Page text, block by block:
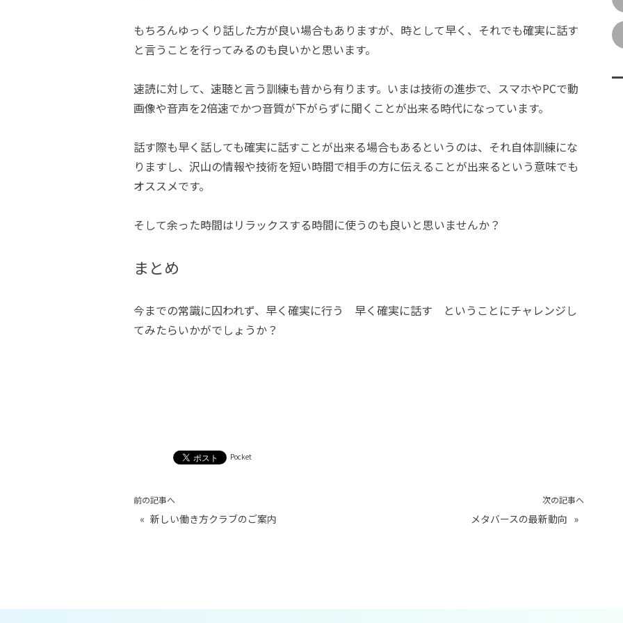
もちろんゆっくり話した方が良い場合もありますが、時として早く、それでも確実に話す
と言うことを行ってみるのも良いかと思います。
速読に対して、速聴と言う訓練も昔から有ります。いまは技術の進歩で、スマホやPCで動
画像や音声を2倍速でかつ音質が下がらずに聞くことが出来る時代になっています。
話す際も早く話しても確実に話すことが出来る場合もあるというのは、それ自体訓練にな
りますし、沢山の情報や技術を短い時間で相手の方に伝えることが出来るという意味でも
オススメです。
そして余った時間はリラックスする時間に使うのも良いと思いませんか？
まとめ
今までの常識に囚われず、早く確実に行う 早く確実に話す ということにチャレンジし
てみたらいかがでしょうか？
Pocket
前の記事へ
« 新しい働き方クラブのご案内
次の記事へ
メタバースの最新動向 »